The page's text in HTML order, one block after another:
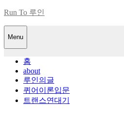
Skip
content
Run To 루인
Menu
홈
about
루인의글
퀴어이론입문
트랜스연대기